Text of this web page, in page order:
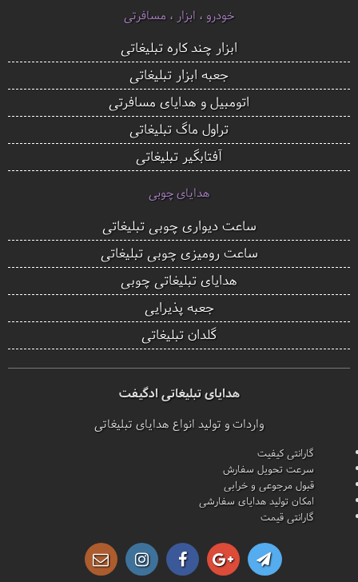
خودرو ، ابزار ، مسافرتی
ابزار چند کاره تبلیغاتی
جعبه ابزار تبلیغاتی
اتومبیل و هدایای مسافرتی
تراول ماگ تبلیغاتی
آفتابگیر تبلیغاتی
هدایای چوبی
ساعت دیواری چوبی تبلیغاتی
ساعت رومیزی چوبی تبلیغاتی
هدایای تبلیغاتی چوبی
جعبه پذیرایی
گلدان تبلیغاتی
هدایای تبلیغاتی ادگیفت
واردات و تولید انواع هدایای تبلیغاتی
گارانتی کیفیت
سرعت تحویل سفارش
قبول مرجوعی و خرابی
امکان تولید هدایای سفارشی
گارانتی قیمت